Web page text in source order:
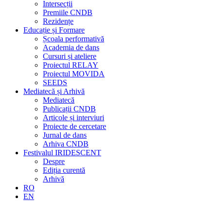
Intersecții
Premiile CNDB
Rezidențe
Educație și Formare
Școala performativă
Academia de dans
Cursuri și ateliere
Proiectul RELAY
Proiectul MOVIDA
SEEDS
Mediatecă și Arhivă
Mediatecă
Publicații CNDB
Articole și interviuri
Proiecte de cercetare
Jurnal de dans
Arhiva CNDB
Festivalul IRIDESCENT
Despre
Ediția curentă
Arhivă
RO
EN